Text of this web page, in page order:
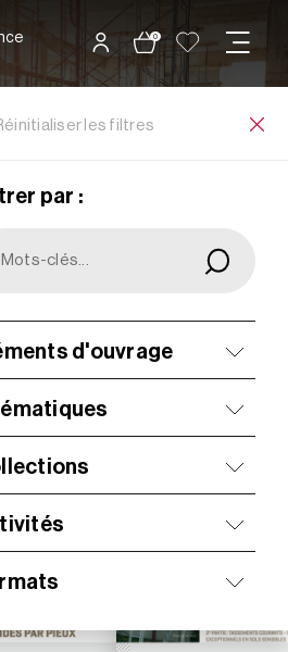
0
les filtres
par :
d'ouvrage
à votre
les plus
besoins grâce aux
NOUVEAUTÉS